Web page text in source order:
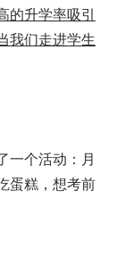
的升学率吸引
我们走进学生
一个活动：月
蛋糕，想考前